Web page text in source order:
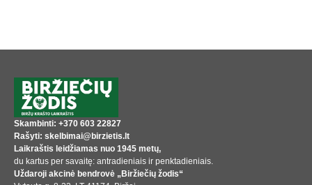
Skambinti: +370 603 22827
Rašyti: skelbimai@birzietis.lt
Laikraštis leidžiamas nuo 1945 metų,
du kartus per savaitę: antradieniais ir penktadieniais.
Uždaroji akcinė bendrovė „Biržiečių žodis“